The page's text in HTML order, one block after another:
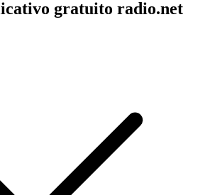
gratuito radio.net